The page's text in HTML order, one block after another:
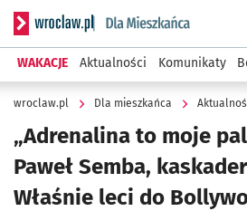
Serwis informacyjny wroclaw.pl
WAKACJE Aktualności Komunikaty
wroclaw.pl Dla mieszkańca
„Adrenalina to moje
Paweł Semba,
Właśnie leci do